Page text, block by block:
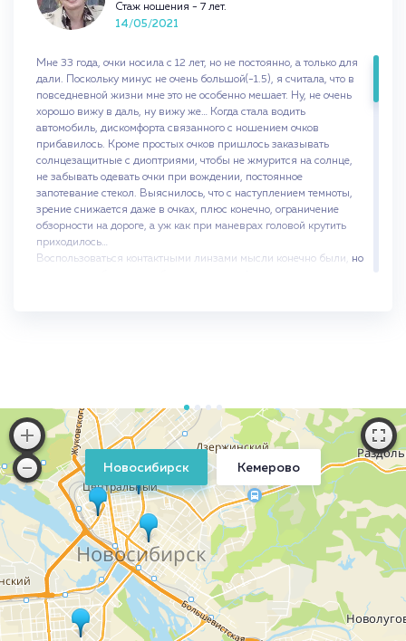
Стаж ношения - 7 лет.
14/05/2021
Мне 33 года, очки носила с 12 лет, но не постоянно, а только для
дали. Поскольку минус не очень большой(-1.5), я считала, что в
повседневной жизни мне это не особенно мешает. Ну, не очень
хорошо вижу в даль, ну вижу же… Когда стала водить
автомобиль, дискомфорта связанного с ношением очков
прибавилось. Кроме простых очков пришлось заказывать
солнцезащитные с диоптриями, чтобы не жмурится на солнце,
не забывать одевать очки при вождении, постоянное
запотевание стекол. Выяснилось, что с наступлением темноты,
зрение снижается даже в очках, плюс конечно, ограничение
обзорности на дороге, а уж как при маневрах головой крутить
приходилось…
Воспользоваться контактными линзами мысли конечно были, но
Думала сделать лазерную коррекцию, но страх опять победил –
все-таки глаза, вдруг будут осложнения … Риск ведь всегда есть,
что бы там врачи не говорили.
Когда узнала о ОК-линзах долго «примеряла их на себя». И
наверно опять бы отступила, но первым их начал использовать
мой муж, на личном примере продемонстрировав, как это
действительно просто, не больно и абсолютно не страшно. И я
решилась. Первые дни было не очень комфортно от ощущения,
что в глазу что-то находится, но через некоторое время все
прошло, глаза привыкли быстро, и я перестала замечать линзы.
Кстати, мои страхи по поводу как самостоятельно их одевать и
снимать прошли тоже быстро, через неделю уже ничего не
напоминало мне о них. Сейчас весь процесс занимает у меня
считанные секунды. Никакого дискомфорта, связанного с
ношением и снятием линз я не испытываю. Во время
Новосибирск Кемерово